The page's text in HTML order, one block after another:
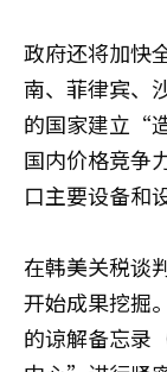
政府还将加快
南、菲律宾、
的国家建立“
国内价格竞争
口主要设备和
在韩美关税谈
开始成果挖掘
的谅解备忘录